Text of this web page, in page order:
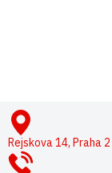
pRejskova 14, Praha 2